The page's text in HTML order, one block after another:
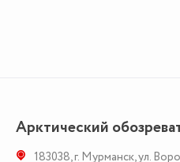
Арктический
183038,г. Мурманск,ул.